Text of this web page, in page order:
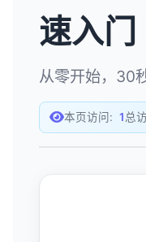
速入门
从零开始，30
本页访问: 1总